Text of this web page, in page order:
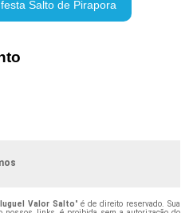
Salto de Pirapora
Valor Salto" é de direito reservado. Sua